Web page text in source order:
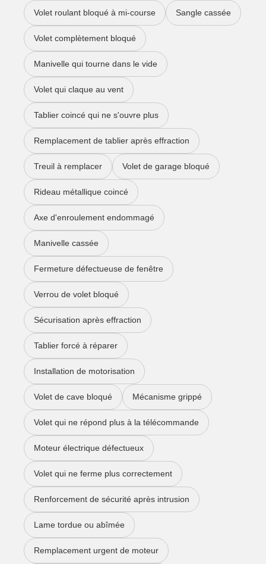
Volet roulant bloqué à mi-course Sangle cassée
Volet complètement bloqué
Manivelle qui tourne dans le vide
Volet qui claque au vent
Tablier coincé qui ne s'ouvre plus
Remplacement de tablier après effraction
Treuil à remplacer Volet de garage bloqué
Rideau métallique coincé
Axe d'enroulement endommagé
Manivelle cassée
Fermeture défectueuse de fenêtre
Verrou de volet bloqué
Sécurisation après effraction
Tablier forcé à réparer
Installation de motorisation
Volet de cave bloqué Mécanisme grippé
Volet qui ne répond plus à la télécommande
Moteur électrique défectueux
Volet qui ne ferme plus correctement
Renforcement de sécurité après intrusion
Lame tordue ou abîmée
Remplacement urgent de moteur